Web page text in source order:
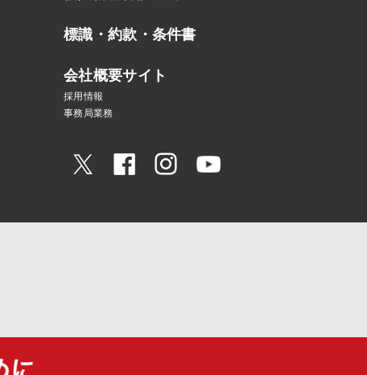
標識・約款・条件書
会社概要サイト
採用情報
事務局業務